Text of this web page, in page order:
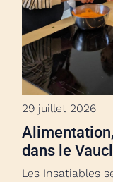
29 juillet 2026
dans le
Les Insatiables